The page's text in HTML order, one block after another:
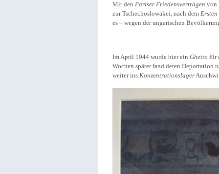
Mit den Pariser Friedensverträgen von
zur Tschechoslowakei, nach dem Ersten
es – wegen der ungarischen
Im April 1944 wurde hier ein Ghetto für
Wochen später fand deren Deportation
weiter ins Konzentrationslager